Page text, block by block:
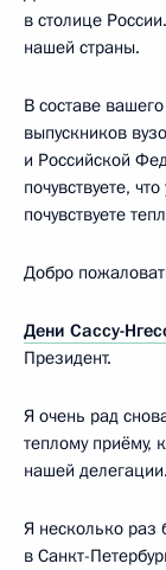
в столице
нашей страны.
В составе
выпускников
и Российской
почувствуете,
почувствуете
Добро
Дени Сассу-
Президент.
Я очень рад
теплому приёму,
нашей делегации.
Я несколько раз
в Санкт-